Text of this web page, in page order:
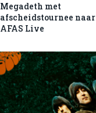
Megadeth met
afscheidstournee naar
AFAS Live